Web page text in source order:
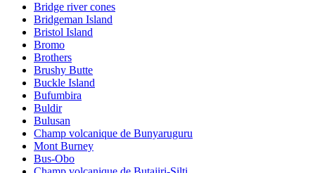
Bridge river cones
Bridgeman Island
Bristol Island
Bromo
Brothers
Brushy Butte
Buckle Island
Bufumbira
Buldir
Bulusan
Champ volcanique de Bunyaruguru
Mont Burney
Bus-Obo